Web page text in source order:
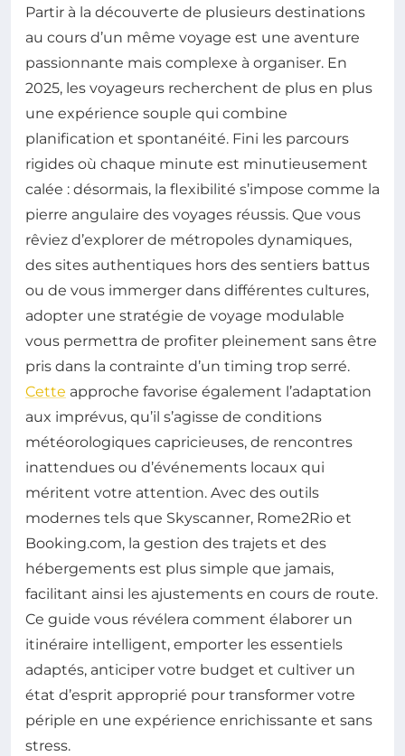
Partir à la découverte de plusieurs destinations
au cours d’un même voyage est une aventure
passionnante mais complexe à organiser. En
2025, les voyageurs recherchent de plus en plus
une expérience souple qui combine
planification et spontanéité. Fini les parcours
rigides où chaque minute est minutieusement
calée : désormais, la flexibilité s’impose comme la
pierre angulaire des voyages réussis. Que vous
rêviez d’explorer de métropoles dynamiques,
des sites authentiques hors des sentiers battus
ou de vous immerger dans différentes cultures,
adopter une stratégie de voyage modulable
vous permettra de profiter pleinement sans être
pris dans la contrainte d’un timing trop serré.
Cette approche favorise également l’adaptation
aux imprévus, qu’il s’agisse de conditions
météorologiques capricieuses, de rencontres
inattendues ou d’événements locaux qui
méritent votre attention. Avec des outils
modernes tels que Skyscanner, Rome2Rio et
Booking.com, la gestion des trajets et des
hébergements est plus simple que jamais,
facilitant ainsi les ajustements en cours de route.
Ce guide vous révélera comment élaborer un
itinéraire intelligent, emporter les essentiels
adaptés, anticiper votre budget et cultiver un
état d’esprit approprié pour transformer votre
périple en une expérience enrichissante et sans
stress.